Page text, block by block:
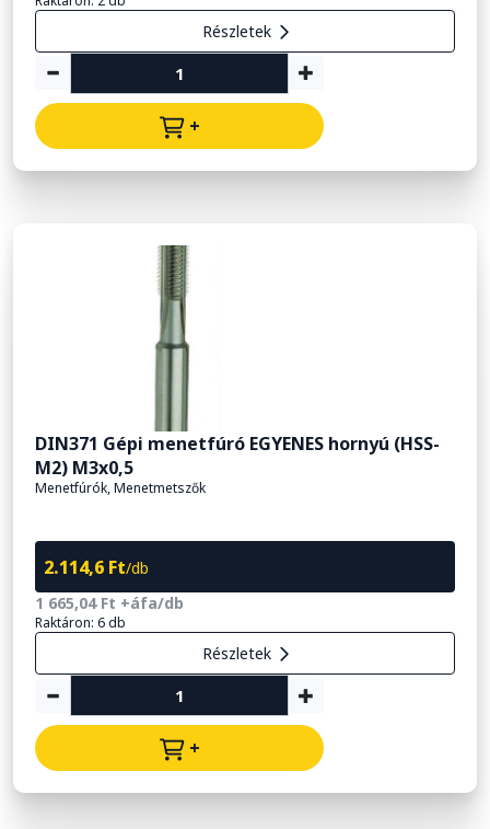
Részletek
+
DIN371 Gépi menetfúró EGYENES hornyú (HSS-
M2) M3x0,5
Menetfúrók, Menetmetszők
2.114,6 Ft/db
1 665,04 Ft +áfa/db
Raktáron: 6 db
Részletek
+